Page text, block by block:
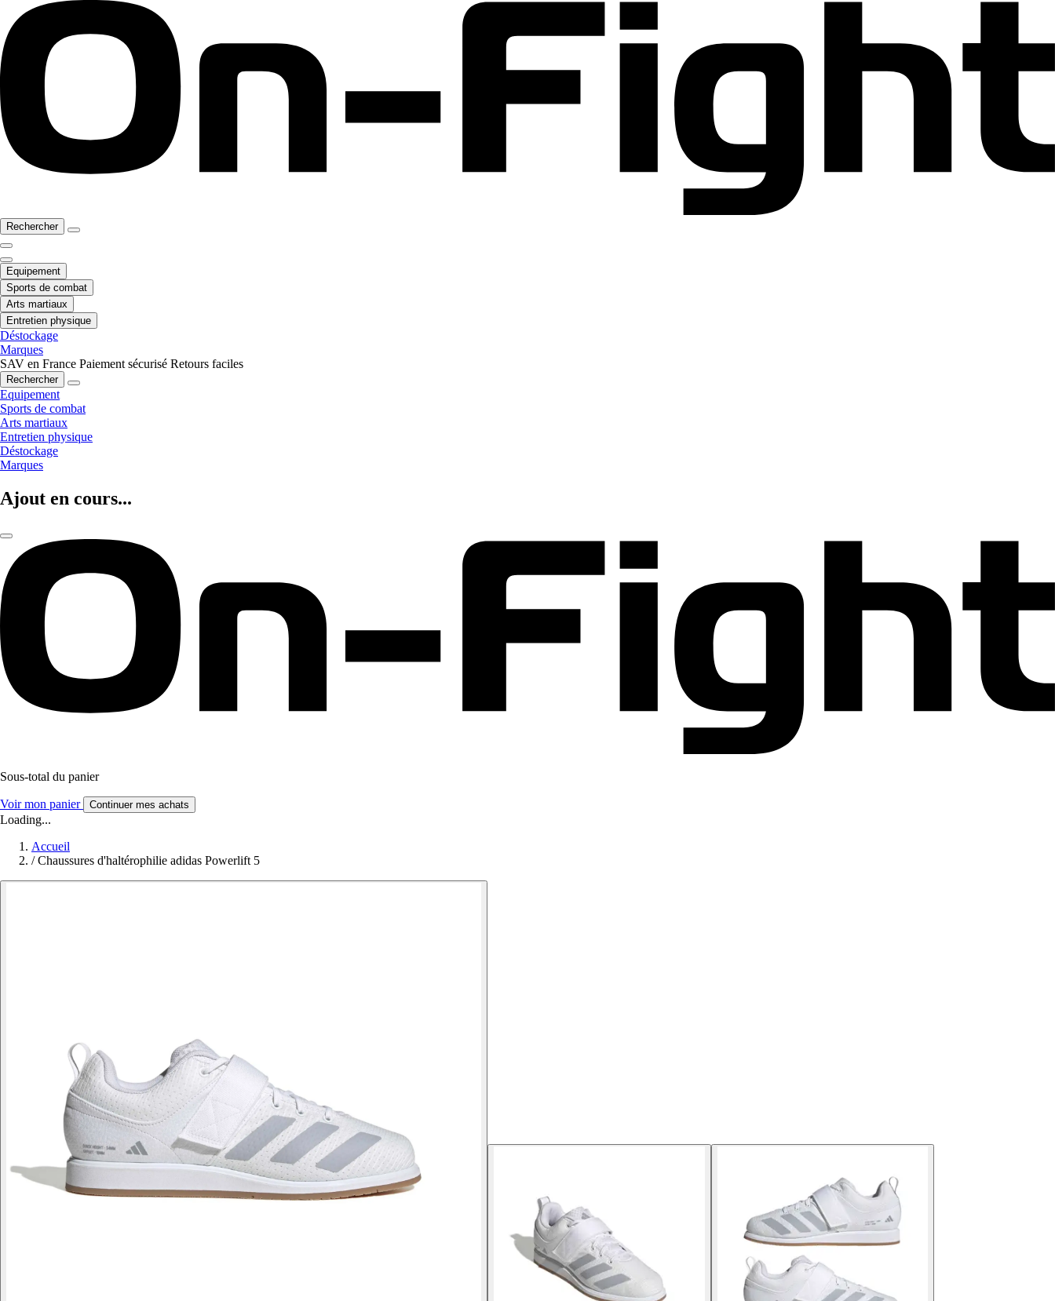
Rechercher
Equipement
Sports de combat
Arts martiaux
Entretien physique
Déstockage
Marques
SAV en France Paiement sécurisé Retours faciles
Rechercher
Equipement
Sports de combat
Arts martiaux
Entretien physique
Déstockage
Marques
Ajout en cours...
Sous-total du panier
Voir mon panier Continuer mes achats
Loading...
Accueil
/ Chaussures d'haltérophilie adidas Powerlift 5